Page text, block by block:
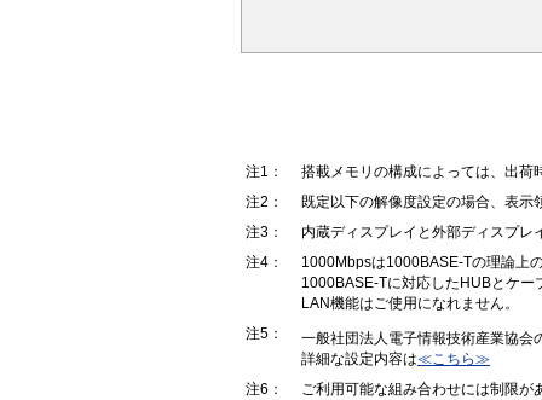
注1：
搭載メモリの構成によっては、出荷
注2：
既定以下の解像度設定の場合、表
注3：
内蔵ディスプレイと外部ディスプ
注4：
1000Mbpsは1000BASE-Tの理論上
1000BASE-Tに対応したHUBとケ
LAN機能はご使用になれません。
注5：
一般社団法人電子情報技術産業協会
詳細な設定内容は≪こちら≫
注6：
ご利用可能な組み合わせには制限